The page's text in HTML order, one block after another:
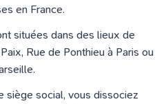
en France.
situées dans des lieux de
Rue de Ponthieu à Paris ou
siège social, vous dissociez